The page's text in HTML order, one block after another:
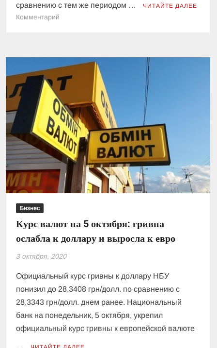
сравнению с тем же периодом … ЧИТАЙТЕ ДАЛЕЕ
Комментарий
выросли
треть
Бизнес
Курс валют на 5 октября: гривна
ослабла к доллару и выросла к евро
3 октября, 2020
Официальный курс гривны к доллару НБУ
понизил до 28,3408 грн/долл. по сравнению с
28,3343 грн/долл. днем ранее. Национальный
банк на понедельник, 5 октября, укрепил
официальный курс гривны к европейской валюте